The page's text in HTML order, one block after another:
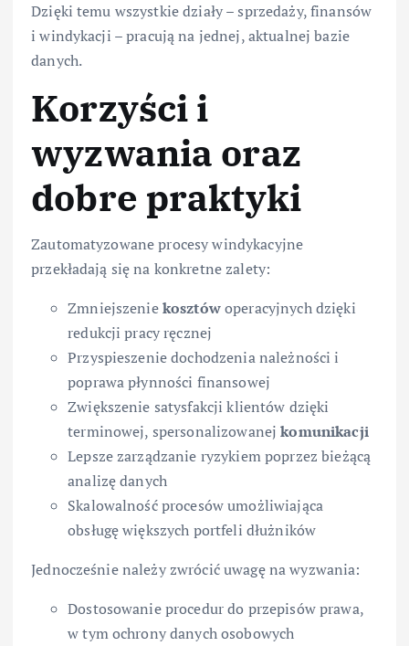
Dzięki temu wszystkie działy – sprzedaży, finansów
i windykacji – pracują na jednej, aktualnej bazie
danych.
Korzyści i
wyzwania oraz
dobre praktyki
Zautomatyzowane procesy windykacyjne
przekładają się na konkretne zalety:
Zmniejszeniekosztówoperacyjnych dzięki
redukcji pracy ręcznej
Przyspieszenie dochodzenia należności i
poprawa płynności finansowej
Zwiększenie satysfakcji klientów dzięki
terminowej, spersonalizowanejkomunikacji
Lepsze zarządzanie ryzykiem poprzez bieżącą
analizę danych
Skalowalność procesów umożliwiająca
obsługę większych portfeli dłużników
Jednocześnie należy zwrócić uwagę na wyzwania:
Dostosowanie procedur do przepisów prawa,
w tym ochrony danych osobowych